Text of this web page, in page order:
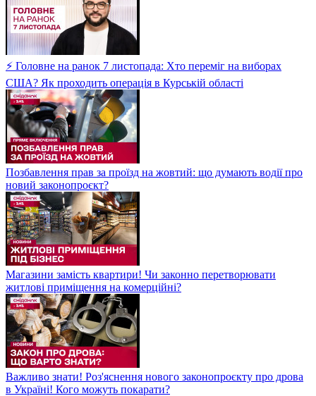
⚡ Головне на ранок 7 листопада: Хто переміг на виборах
США? Як проходить операція в Курській області
Позбавлення прав за проїзд на жовтий: що думають водії про
новий законопроєкт?
Магазини замість квартири! Чи законно перетворювати
житлові приміщення на комерційні?
Важливо знати! Роз'яснення нового законопроєкту про дрова
в Україні! Кого можуть покарати?